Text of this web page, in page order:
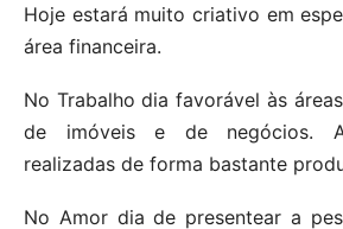
Hoje estará muito criativo em
área financeira.
No Trabalho dia favorável às
de imóveis e de negócios.
realizadas de forma bastante
No Amor dia de presentear a